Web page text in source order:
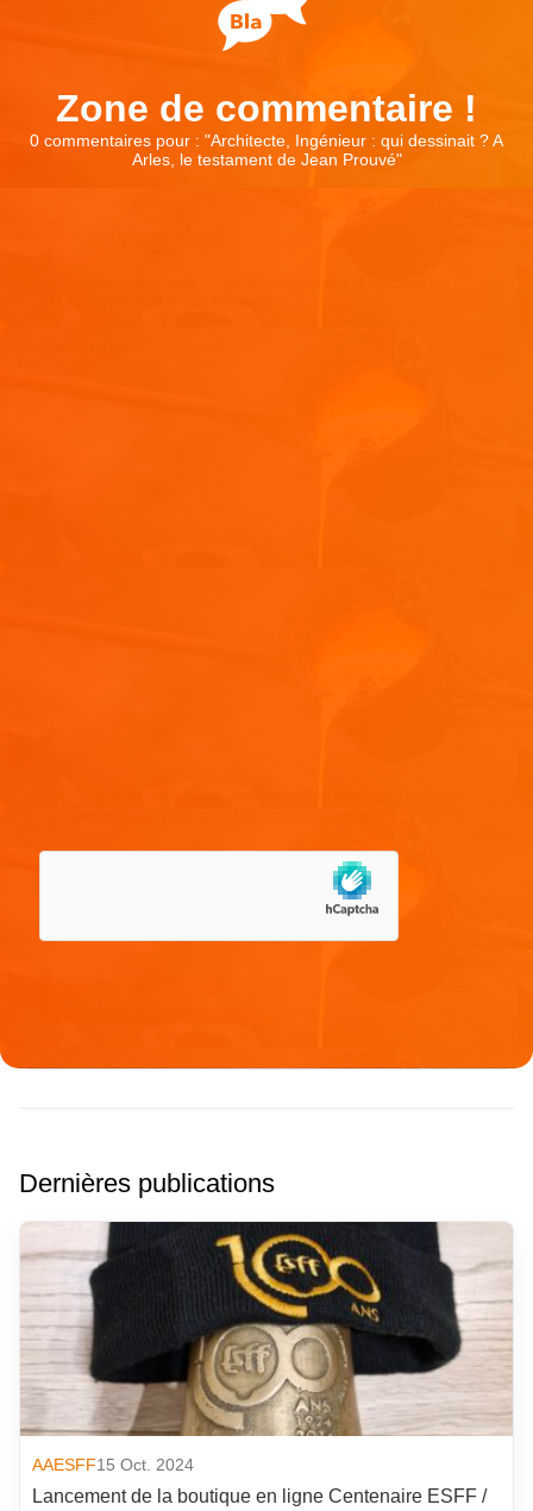
Zone de commentaire !
0 commentaires pour : "Architecte, Ingénieur : qui dessinait ? A
Arles, le testament de Jean Prouvé"
Dernières publications
AAESFF15 Oct. 2024
Lancement de la boutique en ligne Centenaire ESFF /